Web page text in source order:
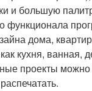
и большую
функционала
дома,
кухня, ванная,
проекты можно